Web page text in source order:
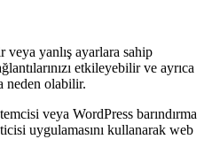
yanlış ayarlara sahip
etkileyebilir ve ayrıca
neden olabilir.
veya WordPress barındırma
uygulamasını kullanarak web